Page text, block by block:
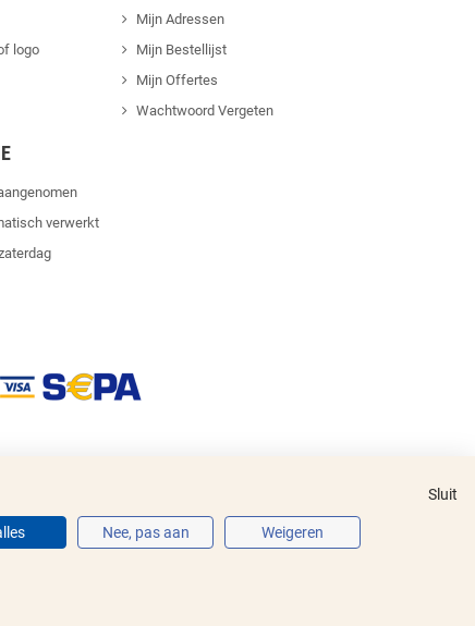
logo
Mijn Adressen
Mijn Bestellijst
Mijn Offertes
Wachtwoord Vergeten
verwerkt
Sluit
Nee, pas aan Weigeren